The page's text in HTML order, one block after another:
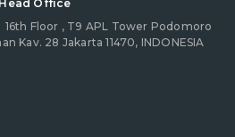
Head Office
16th Floor , T9 APL Tower Podomoro
Kav. 28 Jakarta 11470, INDONESIA